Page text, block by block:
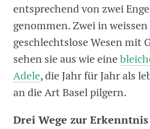
entsprechend von zwei
genommen. Zwei in
geschlechtslose Wesen mit
sehen sie aus wie eine
Adele, die Jahr für Jahr als
an die Art Basel pilgern.
Drei Wege zur Erkenntnis